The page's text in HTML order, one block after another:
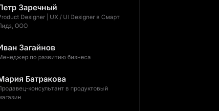
Заречный
Designer | UX / UI Designer в Смарт
ООО
Загайнов
по развитию бизнеса
Батракова
консультант в продуктовый